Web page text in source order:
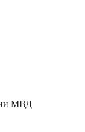
МВД